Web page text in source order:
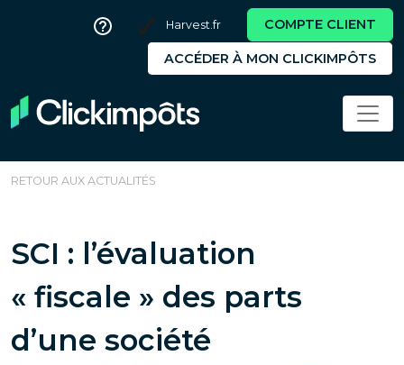
Harvest.fr COMPTE CLIENT
ACCÉDER À MON CLICKIMPÔTS
RETOUR AUX ACTUALITÉS
SCI : l’évaluation
« fiscale » des parts
d’une société